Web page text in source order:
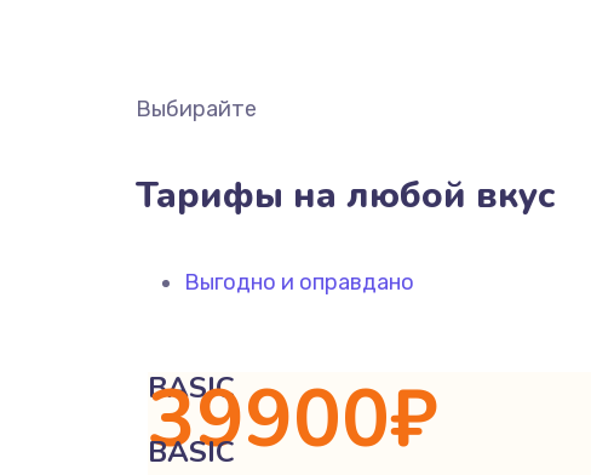
Выбирайте
Тарифы на любой вкус
Выгодно и оправдано
BASIC
39900₽
BASIC